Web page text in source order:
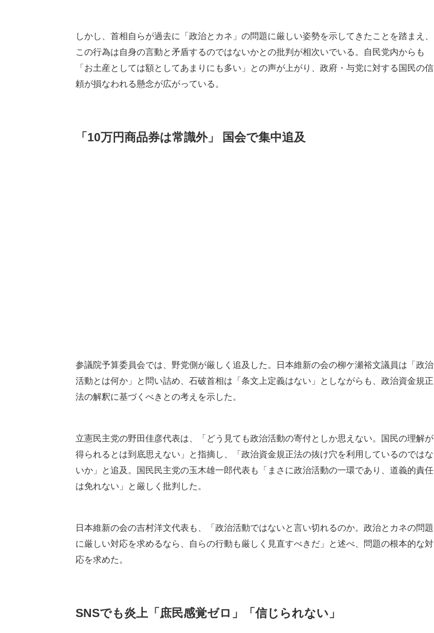
しかし、首相自らが過去に「政治とカネ」の問題に厳しい姿勢を示してきたことを踏まえ、
この行為は自身の言動と矛盾するのではないかとの批判が相次いでいる。自民党内からも
「お土産としては額としてあまりにも多い」との声が上がり、政府・与党に対する国民の信
頼が損なわれる懸念が広がっている。
「10万円商品券は常識外」 国会で集中追及
参議院予算委員会では、野党側が厳しく追及した。日本維新の会の柳ケ瀬裕文議員は「政治
活動とは何か」と問い詰め、石破首相は「条文上定義はない」としながらも、政治資金規正
法の解釈に基づくべきとの考えを示した。
立憲民主党の野田佳彦代表は、「どう見ても政治活動の寄付としか思えない。国民の理解が
得られるとは到底思えない」と指摘し、「政治資金規正法の抜け穴を利用しているのではな
いか」と追及。国民民主党の玉木雄一郎代表も「まさに政治活動の一環であり、道義的責任
は免れない」と厳しく批判した。
日本維新の会の吉村洋文代表も、「政治活動ではないと言い切れるのか。政治とカネの問題
に厳しい対応を求めるなら、自らの行動も厳しく見直すべきだ」と述べ、問題の根本的な対
応を求めた。
SNSでも炎上「庶民感覚ゼロ」「信じられない」